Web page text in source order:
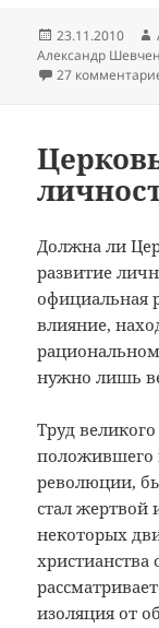
Опубликовано
23.11.2010
Александр
27
Должна ли
развитие
официальная
влияние,
нужно лишь
Труд
положившего
революции,
стал жертвой
некоторых
христианства
изоляция от